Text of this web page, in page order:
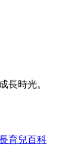
長時光。
育兒百科